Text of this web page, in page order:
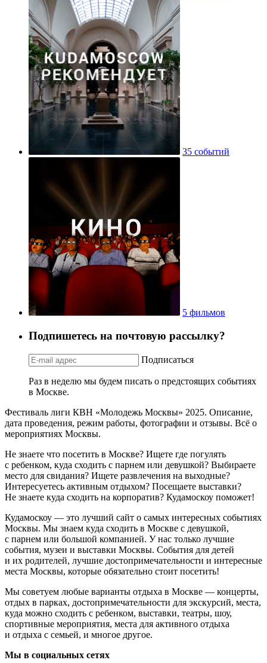
35 событий
5 фильмов
Подпишетесь на почтовую рассылку?
Подписаться
Раз в неделю мы будем писать о предстоящих событиях
в Москве.
Фестиваль лиги КВН «Молодежь Москвы» 2025. Описание,
дата проведения, режим работы, фотографии и отзывы. Всё о
мероприятиях Москвы.
Не знаете что посетить в Москве? Ищете где погулять
с ребенком, куда сходить с парнем или девушкой? Выбираете
место для свидания? Ищете развлечения на выходные?
Интересуетесь активным отдыхом? Посещаете выставки?
Не знаете куда сходить на корпоратив? Кудамоскоу поможет!
Кудамоскоу — это лучший сайт о самых интересных событиях
Москвы. Мы знаем куда сходить в Москве с девушкой,
с парнем или большой компанией. У нас только лучшие
события, музеи и выставки Москвы. События для детей
и их родителей, лучшие достопримечательности и интересные
места Москвы, которые обязательно стоит посетить!
Мы советуем любые варианты отдыха в Москве — концерты,
отдых в парках, достопримечательности для экскурсий, места,
куда можно сходить с ребенком, выставки, театры, шоу,
спортивные мероприятия, места для активного отдыха
и отдыха с семьей, и многое другое.
Мы в социальных сетях